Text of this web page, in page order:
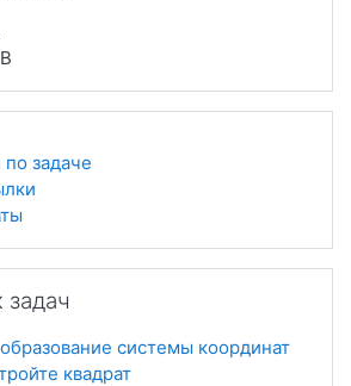
задаче
системы координат
квадрат